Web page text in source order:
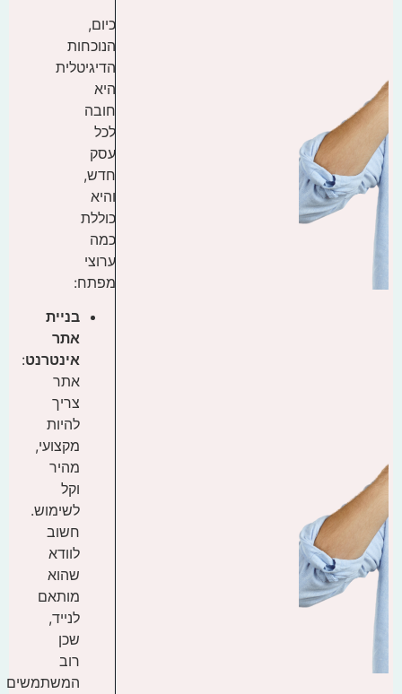
כיום,
הנוכחות
הדיגיטלית
היא
חובה
לכל
עסק
חדש,
והיא
כוללת
כמה
ערוצי
מפתח:
בניית
אתר
אינטרנט:
אתר
צריך
להיות
מקצועי,
מהיר
וקל
לשימוש.
חשוב
לוודא
שהוא
מותאם
לנייד,
שכן
רוב
המשתמשים